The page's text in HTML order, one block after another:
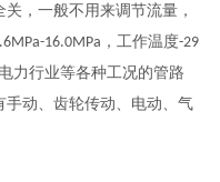
，一般不用来调节流量，
16.0MPa，工作温度-29
力行业等各种工况的管路
手动、齿轮传动、电动、气